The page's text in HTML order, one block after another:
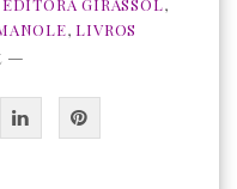
EDITORA GIRASSOL,
, LIVROS
—